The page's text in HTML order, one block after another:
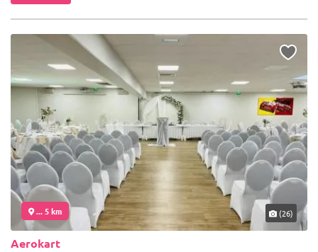
... 5 km (26)
Aerokart